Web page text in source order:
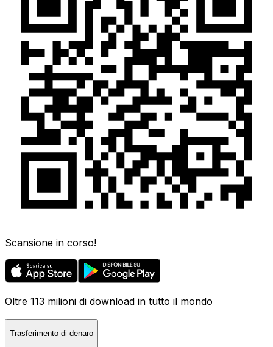
Scansione in corso!
Oltre 113 milioni di download in tutto il mondo
Trasferimento di denaro